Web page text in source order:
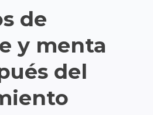
de
y menta
del